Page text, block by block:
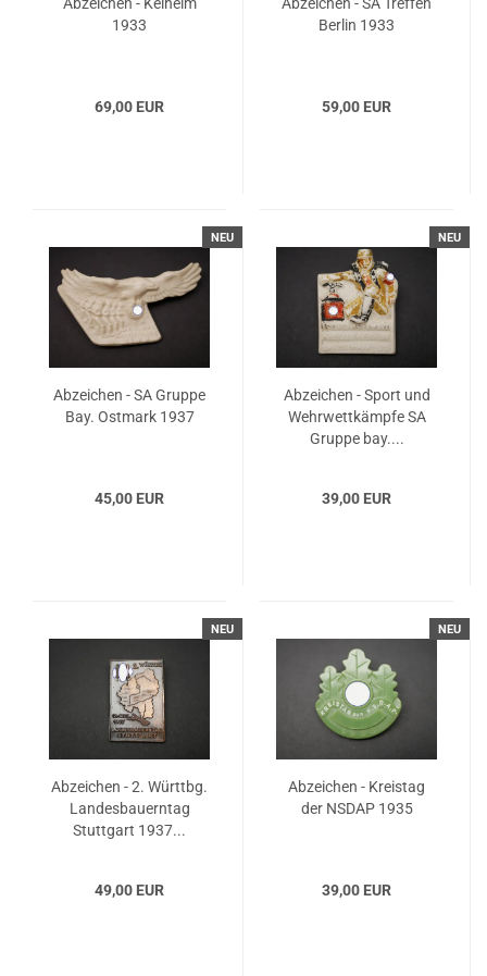
1933
69,00 EUR
Berlin 1933
59,00 EUR
NEU
Abzeichen - SA Gruppe
Bay. Ostmark 1937
45,00 EUR
NEU
Abzeichen - Sport und
Wehrwettkämpfe SA
Gruppe bay....
39,00 EUR
NEU
Abzeichen - 2. Württbg.
Landesbauerntag
Stuttgart 1937...
49,00 EUR
NEU
Abzeichen - Kreistag
der NSDAP 1935
39,00 EUR